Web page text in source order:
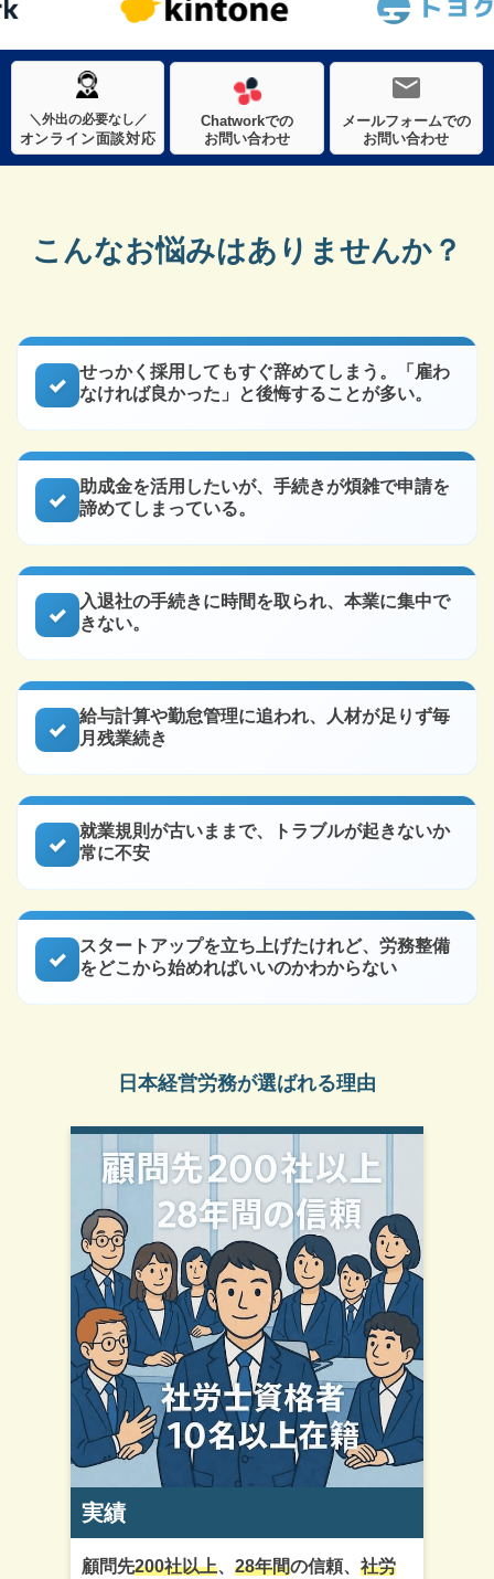
＼外出の必要なし／
オンライン面談対応
Chatworkでの
お問い合わせ
メールフォームでの
お問い合わせ
こんなお悩みはありませんか？
せっかく採用してもすぐ辞めてしまう。「雇わ
なければ良かった」と後悔することが多い。
助成金を活用したいが、手続きが煩雑で申請を
諦めてしまっている。
入退社の手続きに時間を取られ、本業に集中で
きない。
給与計算や勤怠管理に追われ、人材が足りず毎
月残業続き
就業規則が古いままで、トラブルが起きないか
常に不安
スタートアップを立ち上げたけれど、労務整備
をどこから始めればいいのかわからない
日本経営労務が選ばれる理由
実績
顧問先200社以上、 28年間の信頼、 社労